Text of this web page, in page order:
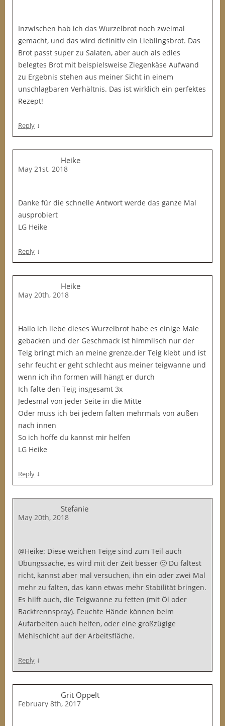
Inzwischen hab ich das Wurzelbrot noch zweimal
gemacht, und das wird definitiv ein Lieblingsbrot. Das
Brot passt super zu Salaten, aber auch als edles
belegtes Brot mit beispielsweise Ziegenkäse Aufwand
zu Ergebnis stehen aus meiner Sicht in einem
unschlagbaren Verhältnis. Das ist wirklich ein perfektes
Rezept!
Reply ↓
Heike
May 21st, 2018
Danke für die schnelle Antwort werde das ganze Mal
ausprobiert
LG Heike
Reply ↓
Heike
May 20th, 2018
Hallo ich liebe dieses Wurzelbrot habe es einige Male
gebacken und der Geschmack ist himmlisch nur der
Teig bringt mich an meine grenze.der Teig klebt und ist
sehr feucht er geht schlecht aus meiner teigwanne und
wenn ich ihn formen will hängt er durch
Ich falte den Teig insgesamt 3x
Jedesmal von jeder Seite in die Mitte
Oder muss ich bei jedem falten mehrmals von außen
nach innen
So ich hoffe du kannst mir helfen
LG Heike
Reply ↓
Stefanie
May 20th, 2018
@Heike: Diese weichen Teige sind zum Teil auch
Übungssache, es wird mit der Zeit besser 🙂 Du faltest
richt, kannst aber mal versuchen, ihn ein oder zwei Mal
mehr zu falten, das kann etwas mehr Stabilität bringen.
Es hilft auch, die Teigwanne zu fetten (mit Öl oder
Backtrennspray). Feuchte Hände können beim
Aufarbeiten auch helfen, oder eine großzügige
Mehlschicht auf der Arbeitsfläche.
Reply ↓
Grit Oppelt
February 8th, 2017